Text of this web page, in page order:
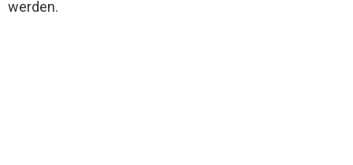
werden.